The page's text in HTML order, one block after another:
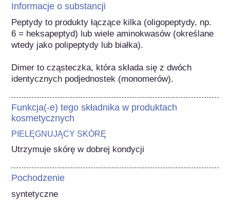
Informacje o substancji
Peptydy to produkty łączące kilka (oligopeptydy, np.
6 = heksapeptyd) lub wiele aminokwasów (określane
wtedy jako polipeptydy lub białka).
Dimer to cząsteczka, która składa się z dwóch
identycznych podjednostek (monomerów).
Funkcja(-e) tego składnika w produktach
kosmetycznych
PIELĘGNUJĄCY SKÓRĘ
Utrzymuje skórę w dobrej kondycji
Pochodzenie
syntetyczne